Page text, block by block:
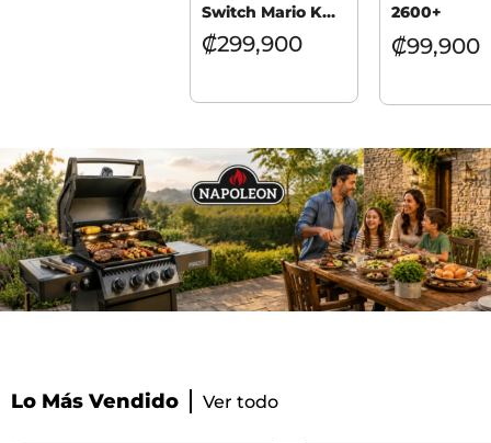
Switch Mario Kart
8 Deluxe Bundle
₡299,900
2600+
₡99,900
Lo Más Vendido Ver todo